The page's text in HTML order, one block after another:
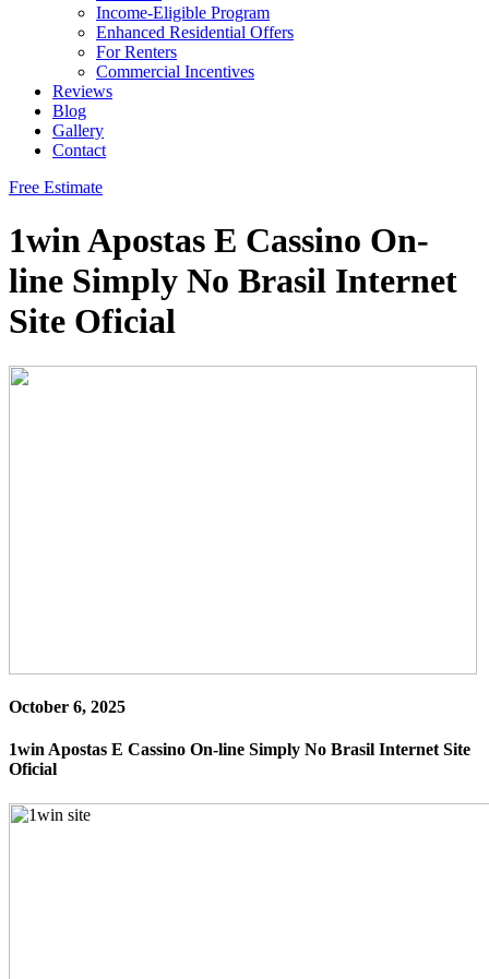
Income-Eligible Program
Enhanced Residential Offers
For Renters
Commercial Incentives
Reviews
Blog
Gallery
Contact
Free Estimate
1win Apostas E Cassino On-
line Simply No Brasil Internet
Site Oficial
October 6, 2025
1win Apostas E Cassino On-line Simply No Brasil Internet Site
Oficial